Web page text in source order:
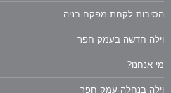
הסיבות לקחת מפקח בניה
וילה חדשה בעמק חפר
מי אנחנו?
וילה בנחלה עמק חפר